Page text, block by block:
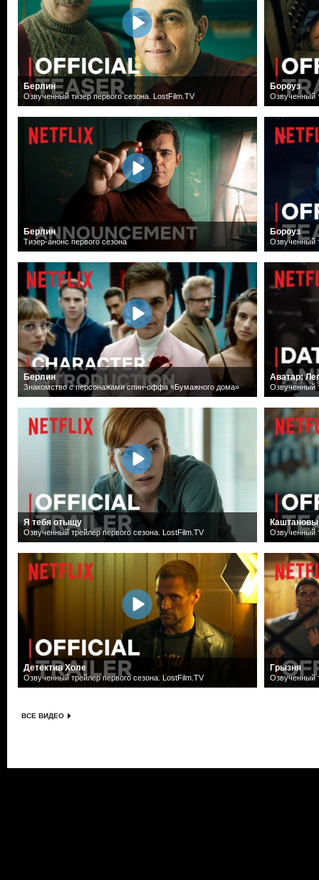
Берлин
Озвученный тизер первого сезона. LostFilm.TV
Берлин
Тизер-анонс первого сезона
Берлин
Знакомство с персонажами спин-оффа «Бумажного дома»
Я тебя отыщу
Озвученный трейлер первого сезона. LostFilm.TV
Детектив Холе
Озвученный трейлер первого сезона. LostFilm.TV
Бороуз
Озвученный
Бороуз
Озвученный
Аватар:
Озвученный
Озвученный
Грызня
Озвученный
ВСЕ ВИДЕО